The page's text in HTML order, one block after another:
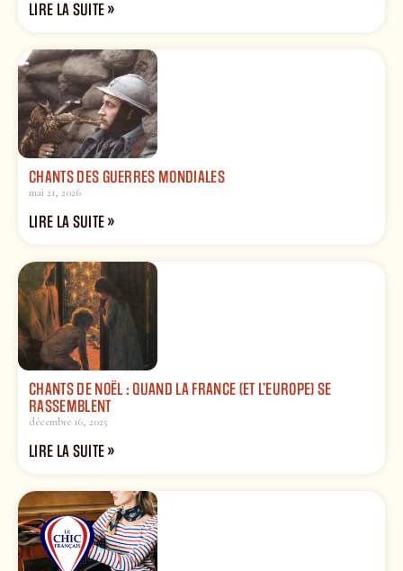
LIRE LA SUITE »
CHANTS DES GUERRES MONDIALES
mai 21, 2026
LIRE LA SUITE »
CHANTS DE NOËL : QUAND LA FRANCE (ET L’EUROPE) SE
RASSEMBLENT
décembre 16, 2025
LIRE LA SUITE »